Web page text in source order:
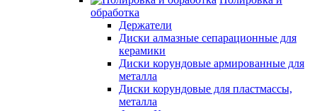
обработка
Держатели
Диски алмазные сепарационные для
керамики
Диски корундовые армированные для
металла
Диски корундовые для пластмассы,
металла